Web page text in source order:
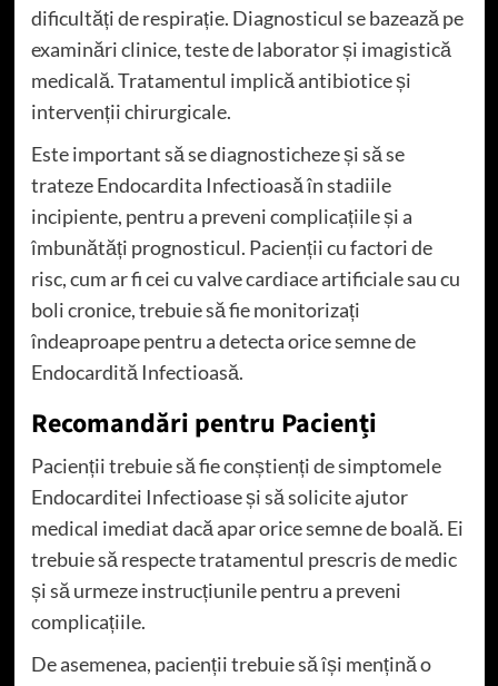
dificultăți de respirație. Diagnosticul se bazează pe
examinări clinice, teste de laborator și imagistică
medicală. Tratamentul implică antibiotice și
intervenții chirurgicale.
Este important să se diagnosticheze și să se
trateze Endocardita Infectioasă în stadiile
incipiente, pentru a preveni complicațiile și a
îmbunătăți prognosticul. Pacienții cu factori de
risc, cum ar fi cei cu valve cardiace artificiale sau cu
boli cronice, trebuie să fie monitorizați
îndeaproape pentru a detecta orice semne de
Endocardită Infectioasă.
Recomandări pentru Pacienți
Pacienții trebuie să fie conștienți de simptomele
Endocarditei Infectioase și să solicite ajutor
medical imediat dacă apar orice semne de boală. Ei
trebuie să respecte tratamentul prescris de medic
și să urmeze instrucțiunile pentru a preveni
complicațiile.
De asemenea, pacienții trebuie să își mențină o